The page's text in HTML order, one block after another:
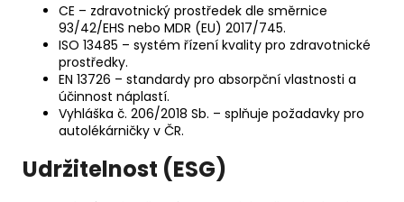
CE – zdravotnický prostředek dle směrnice
93/42/EHS nebo MDR (EU) 2017/745.
ISO 13485 – systém řízení kvality pro zdravotnické
prostředky.
EN 13726 – standardy pro absorpční vlastnosti a
účinnost náplastí.
Vyhláška č. 206/2018 Sb. – splňuje požadavky pro
autolékárničky v ČR.
Udržitelnost (ESG)